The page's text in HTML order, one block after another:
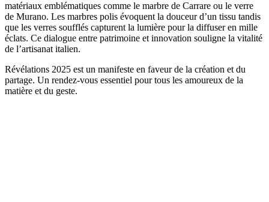
matériaux emblématiques comme le marbre de Carrare ou le verre
de Murano. Les marbres polis évoquent la douceur d’un tissu tandis
que les verres soufflés capturent la lumière pour la diffuser en mille
éclats. Ce dialogue entre patrimoine et innovation souligne la vitalité
de l’artisanat italien.
Révélations 2025 est un manifeste en faveur de la création et du
partage. Un rendez-vous essentiel pour tous les amoureux de la
matière et du geste.